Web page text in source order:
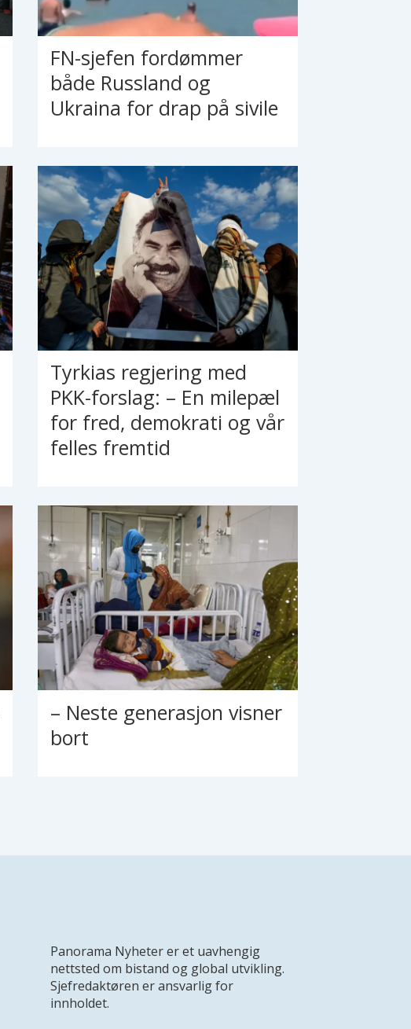
FN-sjefen fordømmer
både Russland og
Ukraina for drap på sivile
Tyrkias regjering med
PKK-forslag: – En milepæl
for fred, demokrati og vår
felles fremtid
– Neste generasjon visner
bort
Panorama Nyheter er et uavhengig
nettsted om bistand og global utvikling.
Sjefredaktøren er ansvarlig for
innholdet.